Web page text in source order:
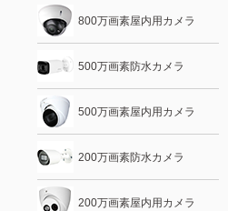
800万画素屋内用カメラ
500万画素防水カメラ
500万画素屋内用カメラ
200万画素防水カメラ
200万画素屋内用カメラ